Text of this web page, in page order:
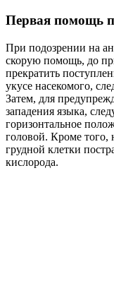
Первая помощь
При подозрении на
скорую помощь, до
прекратить
укусе насекомого,
Затем, для
западения языка,
горизонтальное
головой. Кроме того,
грудной клетки
кислорода.